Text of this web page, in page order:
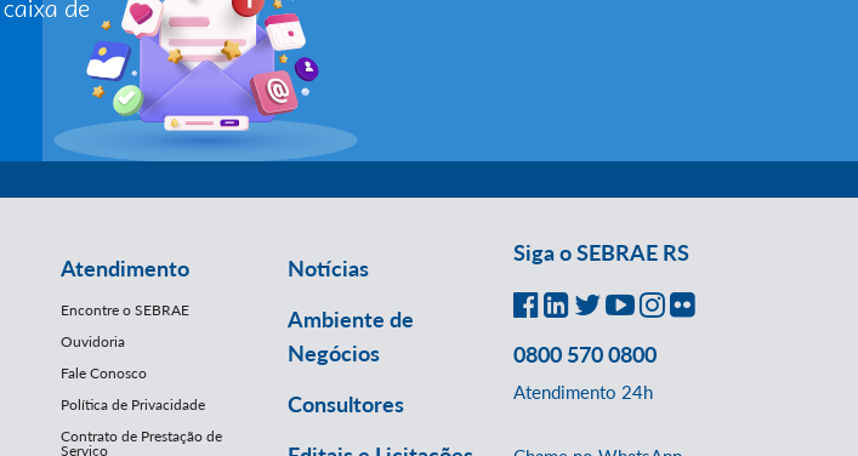
Atendimento
Encontre o SEBRAE
Ouvidoria
Fale Conosco
Política de Privacidade
Contrato de Prestação de
Serviço
Notícias
Ambiente de
Negócios
Consultores
Siga o SEBRAE RS
0800 570 0800
Atendimento 24h